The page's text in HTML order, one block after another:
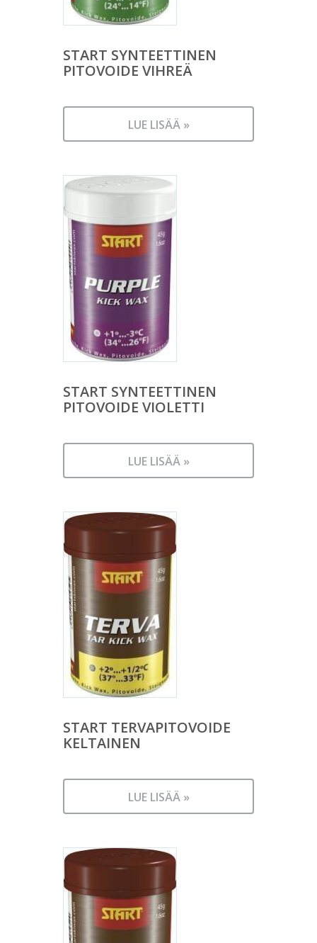
START SYNTEETTINEN
PITOVOIDE VIHREÄ
LUE LISÄÄ »
START SYNTEETTINEN
PITOVOIDE VIOLETTI
LUE LISÄÄ »
START TERVAPITOVOIDE
KELTAINEN
LUE LISÄÄ »